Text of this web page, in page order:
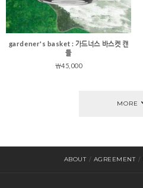
gardener's basket : 가드너스 바스켓 캔
들
￦45,000
MORE
ABOUT / AGREEMENT /